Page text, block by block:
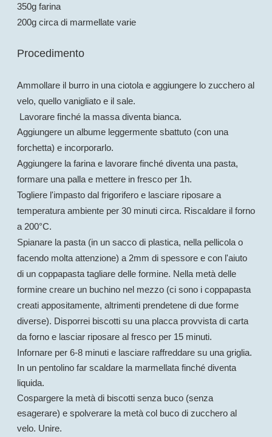
350g farina
200g circa di marmellate varie
Procedimento
Ammollare il burro in una ciotola e aggiungere lo zucchero al
velo, quello vanigliato e il sale.
Lavorare finché la massa diventa bianca.
Aggiungere un albume leggermente sbattuto (con una
forchetta) e incorporarlo.
Aggiungere la farina e lavorare finché diventa una pasta,
formare una palla e mettere in fresco per 1h.
Togliere l'impasto dal frigorifero e lasciare riposare a
temperatura ambiente per 30 minuti circa. Riscaldare il forno
a 200°C.
Spianare la pasta (in un sacco di plastica, nella pellicola o
facendo molta attenzione) a 2mm di spessore e con l'aiuto
di un coppapasta tagliare delle formine. Nella metà delle
formine creare un buchino nel mezzo (ci sono i coppapasta
creati appositamente, altrimenti prendetene di due forme
diverse). Disporrei biscotti su una placca provvista di carta
da forno e lasciar riposare al fresco per 15 minuti.
Infornare per 6-8 minuti e lasciare raffreddare su una griglia.
In un pentolino far scaldare la marmellata finché diventa
liquida.
Cospargere la metà di biscotti senza buco (senza
esagerare) e spolverare la metà col buco di zucchero al
velo. Unire.